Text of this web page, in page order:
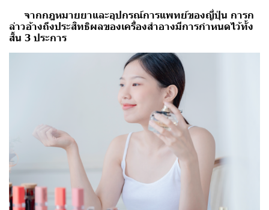
จากกฎหมายยาและอุปกรณ์การแพทย์ของญี่ปุ่น การก
ล่าวอ้างถึงประสิทธิผลของเครื่องสำอางมีการกำหนดไว้ทั้ง
สิ้น 3 ประการ